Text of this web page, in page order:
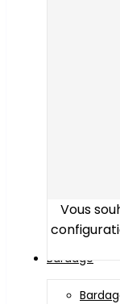
Vous
Bardage